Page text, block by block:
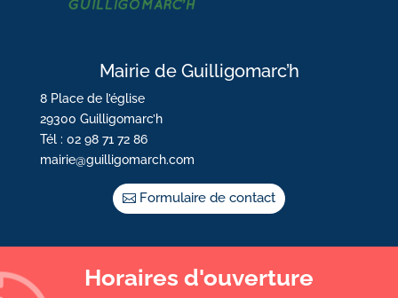
Mairie de Guilligomarc’h
8 Place de l’église
29300 Guilligomarc’h
Tél : 02 98 71 72 86
mairie@guilligomarch.com
Formulaire de contact
Horaires d'ouverture